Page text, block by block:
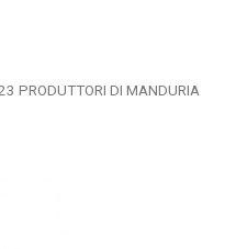
PRODUTTORI DI MANDURIA